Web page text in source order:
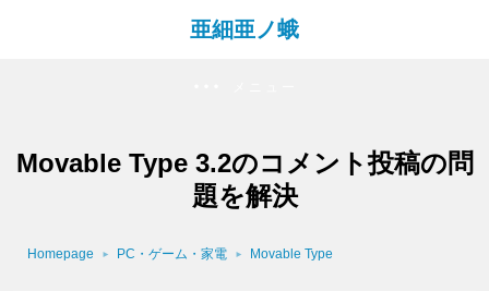
亜細亜ノ蛾
Movable Type 3.2のコメント投稿の問
題を解決
Homepage PC・ゲーム・家電 Movable Type